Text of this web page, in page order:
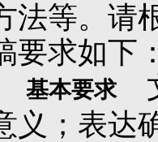
法等。请
要求如下
基本要求文
义；表达